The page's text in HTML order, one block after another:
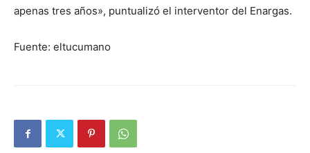
apenas tres años», puntualizó el interventor del Enargas.
Fuente: eltucumano